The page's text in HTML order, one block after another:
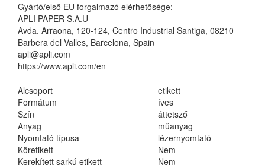
Gyártó/első EU forgalmazó elérhetősége:
APLI PAPER S.A.U
Avda. Arraona, 120-124, Centro Industrial Santiga, 08210
Barbera del Valles, Barcelona, Spain
apli@apli.com
https://www.apli.com/en
Alcsoport
etikett
Formátum
íves
Szín
áttetsző
Anyag
műanyag
Nyomtató típusa
lézernyomtató
Köretikett
Nem
Kerekített sarkú etikett
Nem